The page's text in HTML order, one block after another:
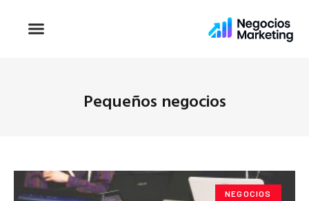
Pequeños negocios
NEGOCIOS